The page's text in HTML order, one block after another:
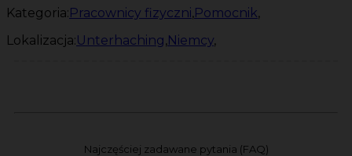
Kategoria:Pracownicy fizyczni,Pomocnik,
Lokalizacja:Unterhaching,Niemcy,
Najczęściej zadawane pytania (FAQ)